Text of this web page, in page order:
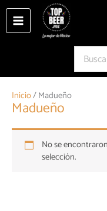
contenido
Inicio/ Madueño
Madueño
No se
selección.